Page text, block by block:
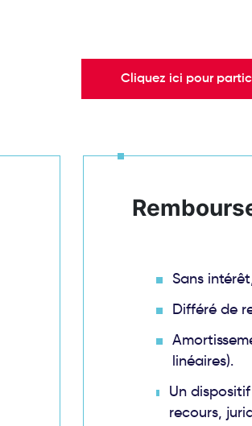
Cliquez ici pour
Sans
Différé de
linéaires).
Un
recours,